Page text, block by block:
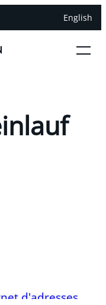
English
d'adresses